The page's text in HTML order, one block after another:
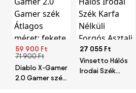
59 900 Ft
71 900 Ft
Diablo X-Gamer
2.0 Gamer szék
27 055 Ft
Vinsetto Hálós
Irodai Szék